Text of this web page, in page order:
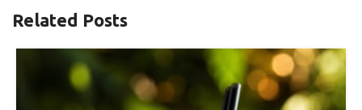
Related Posts